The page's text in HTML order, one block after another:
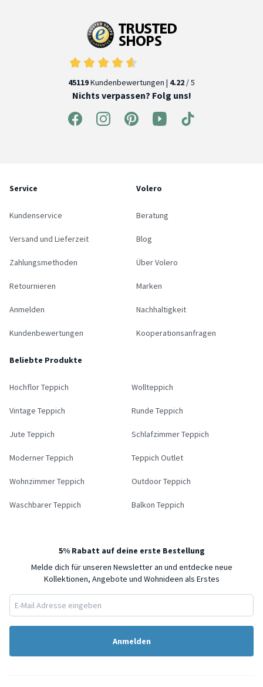
45119Kundenbewertungen | 4.22 / 5
Nichts verpassen? Folg uns!
Service
Kundenservice
Versand und Lieferzeit
Zahlungsmethoden
Retournieren
Anmelden
Kundenbewertungen
Volero
Beratung
Blog
Über Volero
Marken
Nachhaltigkeit
Kooperationsanfragen
Beliebte Produkte
Hochflor Teppich Wollteppich
Vintage Teppich Runde Teppich
Jute Teppich Schlafzimmer Teppich
Moderner Teppich Teppich Outlet
Wohnzimmer Teppich Outdoor Teppich
Waschbarer Teppich Balkon Teppich
5% Rabatt auf deine erste Bestellung
Melde dich für unseren Newsletter an und entdecke neue
Kollektionen, Angebote und Wohnideen als Erstes
Anmelden